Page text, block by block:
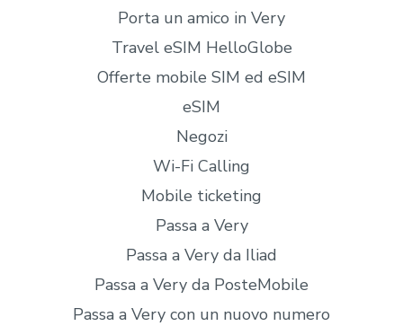
Porta un amico in Very
Travel eSIM HelloGlobe
Offerte mobile SIM ed eSIM
eSIM
Negozi
Wi-Fi Calling
Mobile ticketing
Passa a Very
Passa a Very da Iliad
Passa a Very da PosteMobile
Passa a Very con un nuovo numero